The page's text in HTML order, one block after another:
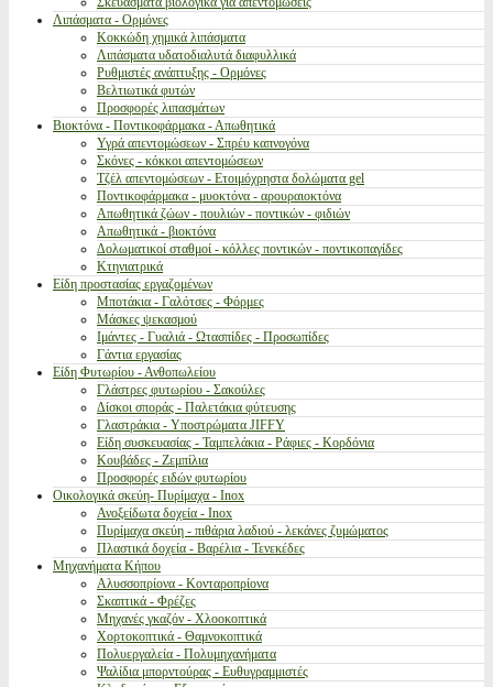
Λιπάσματα - Ορμόνες
Κοκκώδη χημικά λιπάσματα
Λιπάσματα υδατοδιαλυτά διαφυλλικά
Ρυθμιστές ανάπτυξης - Ορμόνες
Βελτιωτικά φυτών
Προσφορές λιπασμάτων
Βιοκτόνα - Ποντικοφάρμακα - Απωθητικά
Υγρά απεντομώσεων - Σπρέυ καπνογόνα
Σκόνες - κόκκοι απεντομώσεων
Τζέλ απεντομώσεων - Ετοιμόχρηστα δολώματα gel
Ποντικοφάρμακα - μυοκτόνα - αρουραιοκτόνα
Απωθητικά ζώων - πουλιών - ποντικών - φιδιών
Απωθητικά - βιοκτόνα
Δολωματικοί σταθμοί - κόλλες ποντικών - ποντικοπαγίδες
Κτηνιατρικά
Είδη προστασίας εργαζομένων
Μποτάκια - Γαλότσες - Φόρμες
Μάσκες ψεκασμού
Ιμάντες - Γυαλιά - Ωτασπίδες - Προσωπίδες
Γάντια εργασίας
Είδη Φυτωρίου - Ανθοπωλείου
Γλάστρες φυτωρίου - Σακούλες
Δίσκοι σποράς - Παλετάκια φύτευσης
Γλαστράκια - Υποστρώματα JIFFY
Είδη συσκευασίας - Ταμπελάκια - Ράφιες - Κορδόνια
Κουβάδες - Ζεμπίλια
Προσφορές ειδών φυτωρίου
Οικολογικά σκεύη- Πυρίμαχα - Inox
Ανοξείδωτα δοχεία - Inox
Πυρίμαχα σκεύη - πιθάρια λαδιού - λεκάνες ζυμώματος
Πλαστικά δοχεία - Βαρέλια - Τενεκέδες
Μηχανήματα Κήπου
Αλυσσοπρίονα - Κονταροπρίονα
Σκαπτικά - Φρέζες
Μηχανές γκαζόν - Χλοοκοπτικά
Χορτοκοπτικά - Θαμνοκοπτικά
Πολυεργαλεία - Πολυμηχανήματα
Ψαλίδια μπορντούρας - Ευθυγραμμιστές